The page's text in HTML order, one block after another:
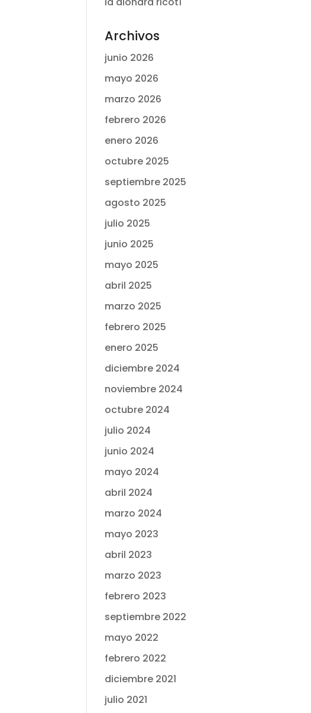
Archivos
junio 2026
mayo 2026
marzo 2026
febrero 2026
enero 2026
octubre 2025
septiembre 2025
agosto 2025
julio 2025
junio 2025
mayo 2025
abril 2025
marzo 2025
febrero 2025
enero 2025
diciembre 2024
noviembre 2024
octubre 2024
julio 2024
junio 2024
mayo 2024
abril 2024
marzo 2024
mayo 2023
abril 2023
marzo 2023
febrero 2023
septiembre 2022
mayo 2022
febrero 2022
diciembre 2021
julio 2021